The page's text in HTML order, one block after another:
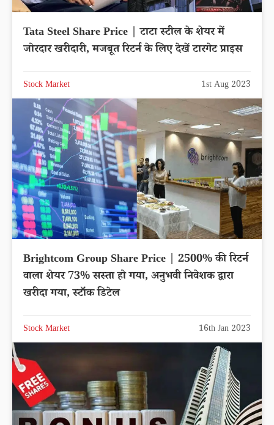
Tata Steel Share Price | टाटा स्टील के शेयर में
जोरदार खरीदारी, मजबूत रिटर्न के लिए देखें टारगेट प्राइस
Stock Market 1st Aug 2023
Brightcom Group Share Price | 2500% की रिटर्न
वाला शेयर 73% सस्ता हो गया, अनुभवी निवेशक द्वारा
खरीदा गया, स्टॉक डिटेल
Stock Market 16th Jan 2023